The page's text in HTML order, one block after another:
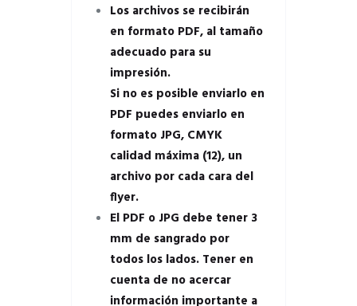
Los archivos se recibirán
en formato PDF, al tamaño
adecuado para su
impresión.
Si no es posible enviarlo en
PDF puedes enviarlo en
formato JPG, CMYK
calidad máxima (12), un
archivo por cada cara del
flyer.
El PDF o JPG debe tener 3
mm de sangrado por
todos los lados. Tener en
cuenta de no acercar
información importante a